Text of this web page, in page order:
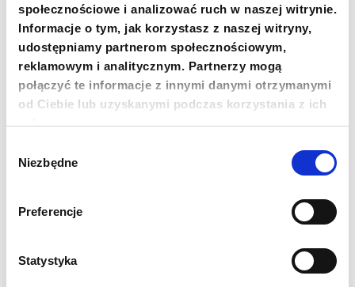
społecznościowe i analizować ruch w naszej witrynie.
Informacje o tym, jak korzystasz z naszej witryny,
udostępniamy partnerom społecznościowym,
reklamowym i analitycznym. Partnerzy mogą
połączyć te informacje z innymi danymi otrzymanymi
od Ciebie lub uzyskanymi podczas korzystania z ich
usług.
zgody
Niezbędne
Preferencje
Statystyka
Newsletter
Chcesz być na bieżąco? Zapisz się do naszego
newslettera. Informacje o nowościach, naszych planach,
działaniach i zakończonych projektach.